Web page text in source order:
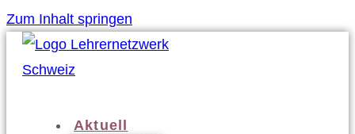
Zum Inhalt springen
Aktuell